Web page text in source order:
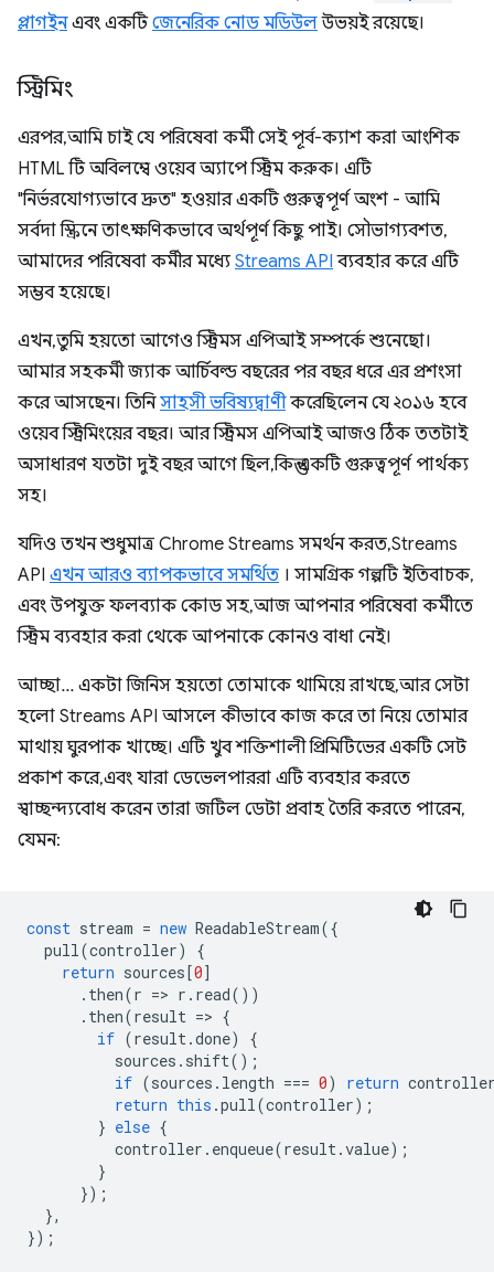
প্লাগইনএবং একটিজেনেরিক নোড মডিউলউভয়ই রয়েছে।
স্ট্রিমিং
এরপর, আমি চাই যে পরিষেবা কর্মী সেই পূর্ব-ক্যাশ করা আংশিক
HTML টি অবিলম্বে ওয়েব অ্যাপে স্ট্রিম করুক। এটি
"নির্ভরযোগ্যভাবে দ্রুত" হওয়ার একটি গুরুত্বপূর্ণ অংশ - আমি
সর্বদা স্ক্রিনে তাৎক্ষণিকভাবে অর্থপূর্ণ কিছু পাই। সৌভাগ্যবশত,
আমাদের পরিষেবা কর্মীর মধ্যে Streams API ব্যবহার করে এটি
সম্ভব হয়েছে।
এখন, তুমি হয়তো আগেও স্ট্রিমস এপিআই সম্পর্কে শুনেছো।
আমার সহকর্মী জ্যাক আর্চিবল্ড বছরের পর বছর ধরে এর প্রশংসা
করে আসছেন। তিনিসাহসী ভবিষ্যদ্বাণীকরেছিলেন যে ২০১৬ হবে
ওয়েব স্ট্রিমিংয়ের বছর। আর স্ট্রিমস এপিআই আজও ঠিক ততটাই
অসাধারণ যতটা দুই বছর আগে ছিল, কিন্তু একটি গুরুত্বপূর্ণ পার্থক্য
সহ।
যদিও তখন শুধুমাত্র Chrome Streams সমর্থন করত, Streams
API এখন আরও ব্যাপকভাবে সমর্থিত । সামগ্রিক গল্পটি ইতিবাচক,
এবং উপযুক্ত ফলব্যাক কোড সহ, আজ আপনার পরিষেবা কর্মীতে
স্ট্রিম ব্যবহার করা থেকে আপনাকে কোনও বাধা নেই।
আচ্ছা... একটা জিনিস হয়তো তোমাকে থামিয়ে রাখছে, আর সেটা
হলো Streams API আসলে কীভাবে কাজ করে তা নিয়ে তোমার
মাথায় ঘুরপাক খাচ্ছে। এটি খুব শক্তিশালী প্রিমিটিভের একটি সেট
প্রকাশ করে, এবং যারা ডেভেলপাররা এটি ব্যবহার করতে
স্বাচ্ছন্দ্যবোধ করেন তারা জটিল ডেটা প্রবাহ তৈরি করতে পারেন,
যেমন:
const stream = new ReadableStream({
pull(controller)
{
return sources[0]
. then(r => r . read())
. then(result => {
if (result.done)
{
sources . shift();
if (sources . length === 0) return
return this .pull(controller);
} else {
controller . enqueue(result.value);
}
});
},
});